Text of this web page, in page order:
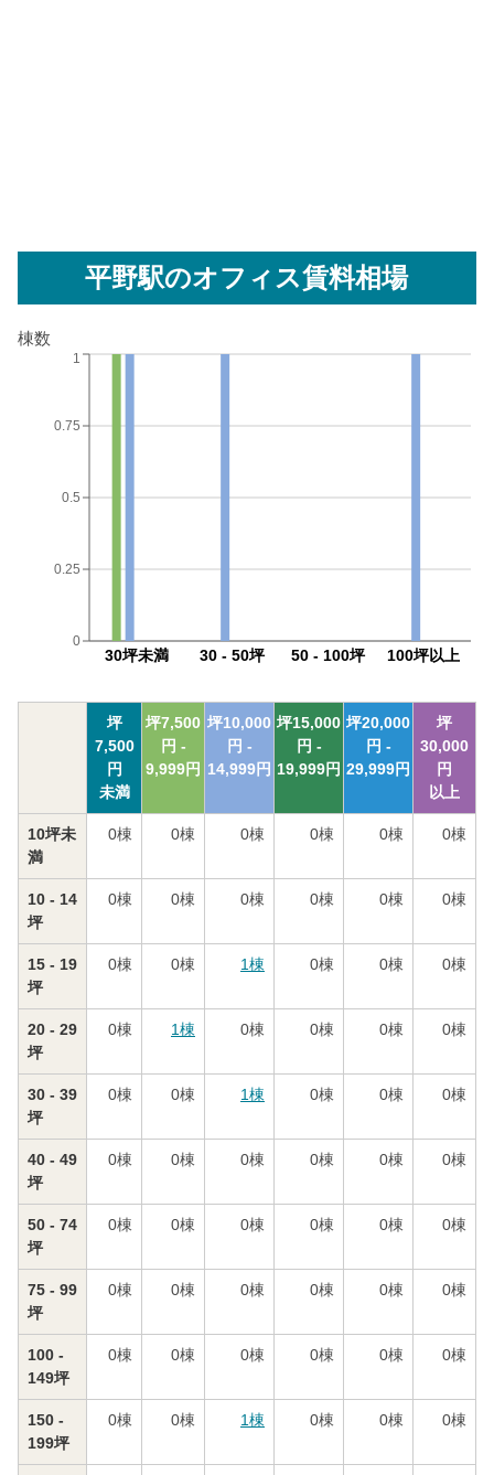
平野駅のオフィス賃料相場
棟数
30坪未満 30 - 50坪 50 - 100坪 100坪以上
0
0.25
0.5
0.75
1
坪
7,500
円
未満
坪7,500
円 -
9,999円
坪10,000
円 -
14,999円
坪15,000
円 -
19,999円
坪20,000
円 -
29,999円
坪
30,000
円
以上
10坪未
満
0棟 0棟 0棟 0棟 0棟 0棟
10 - 14
坪
0棟 0棟 0棟 0棟 0棟 0棟
15 - 19
坪
0棟 0棟 1棟 0棟 0棟 0棟
20 - 29
坪
0棟 1棟 0棟 0棟 0棟 0棟
30 - 39
坪
0棟 0棟 1棟 0棟 0棟 0棟
40 - 49
坪
0棟 0棟 0棟 0棟 0棟 0棟
50 - 74
坪
0棟 0棟 0棟 0棟 0棟 0棟
75 - 99
坪
0棟 0棟 0棟 0棟 0棟 0棟
100 -
149坪
0棟 0棟 0棟 0棟 0棟 0棟
150 -
199坪
0棟 0棟 1棟 0棟 0棟 0棟